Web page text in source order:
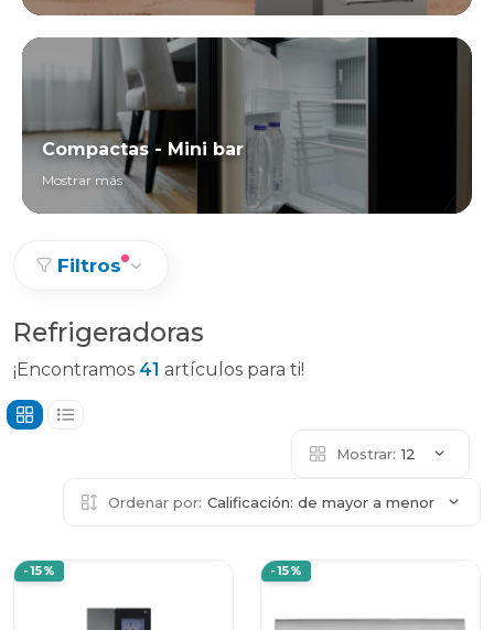
Compactas - Mini bar
Mostrar más
Filtros
Refrigeradoras
¡Encontramos 41 artículos para ti!
Mostrar: 12
Ordenar por: Calificación: de mayor a menor
-15% -15%